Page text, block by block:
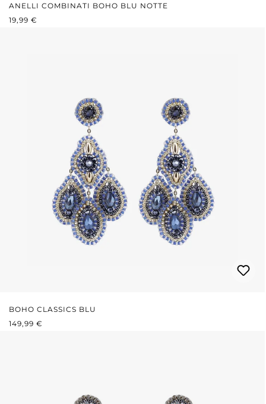
ANELLI COMBINATI BOHO BLU NOTTE
PREZZO NORMALE:
19,99 €
BOHO CLASSICS BLU
PREZZO NORMALE:
149,99 €